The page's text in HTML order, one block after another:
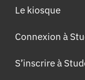
Le kiosque
Connexion à
S’inscrire à